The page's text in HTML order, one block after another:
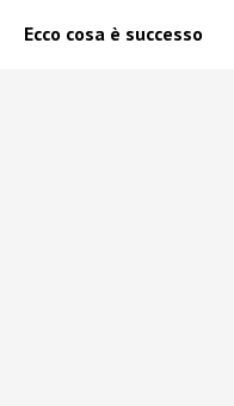
Ecco cosa è successo